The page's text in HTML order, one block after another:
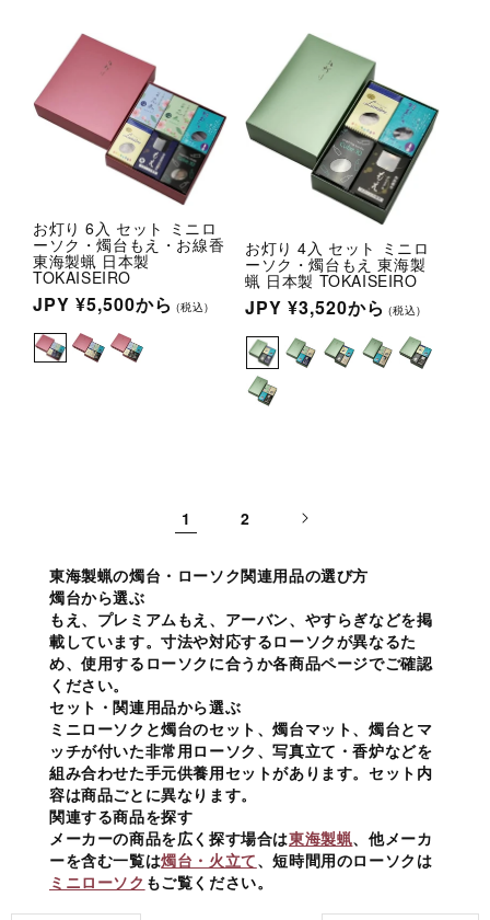
お灯り 6入 セット ミニロ
ーソク・燭台もえ・お線香
東海製蝋 日本製
TOKAISEIRO
通
常
価
JPY ¥5,500から (税込)
お灯り 4入 セット ミニロ
ーソク・燭台もえ 東海製
蝋 日本製 TOKAISEIRO
通
常
価
格
JPY ¥3,520から (税込)
1 2
東海製蝋の燭台・ローソク関連用品の選び方
燭台から選ぶ
もえ、プレミアムもえ、アーバン、やすらぎなどを掲
載しています。寸法や対応するローソクが異なるた
め、使用するローソクに合うか各商品ページでご確認
ください。
セット・関連用品から選ぶ
ミニローソクと燭台のセット、燭台マット、燭台とマ
ッチが付いた非常用ローソク、写真立て・香炉などを
組み合わせた手元供養用セットがあります。セット内
容は商品ごとに異なります。
関連する商品を探す
メーカーの商品を広く探す場合は東海製蝋、他メーカ
ーを含む一覧は燭台・火立て、短時間用のローソクは
ミニローソク もご覧ください。